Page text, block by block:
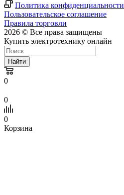
Политика конфиденциальности
Пользовательское соглашение
Правила торговли
2026 © Все права защищены
Купить электротехнику онлайн
Найти
0
0
0
Корзина